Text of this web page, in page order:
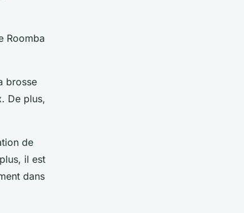
Roomba
brosse
De plus,
de
il est
dans